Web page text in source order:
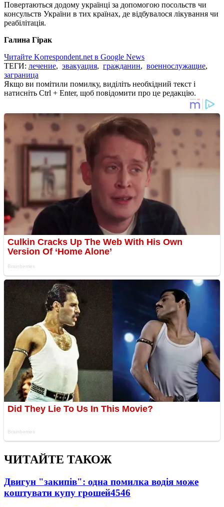
Повертаються додому українці за допомогою посольств чи
консульств України в тих країнах, де відбувалося лікування чи
реабілітація.
Галина Гірак
Читайте Korrespondent.net в Google News
ТЕГИ: лечение, эвакуация, гражданин, военнослужащие,
заграница
Якщо ви помітили помилку, виділіть необхідний текст і
натисніть Ctrl + Enter, щоб повідомити про це редакцію.
ЧИТАЙТЕ ТАКОЖ
Двигун "закипів": одна помилка водія може
коштувати купу грошей4546